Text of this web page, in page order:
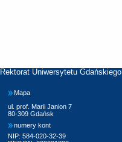
Rektorat Uniwersytetu Gdańskiego
Mapa
ul. prof. Marii Janion 7
80-309 Gdańsk
numery kont
NIP: 584-020-32-39